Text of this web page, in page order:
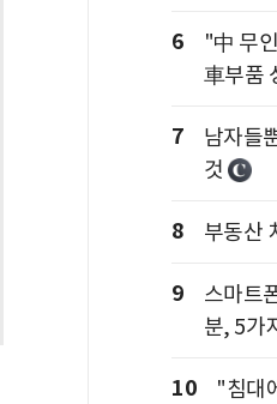
6
"中 무
車부품
7
남자들
것
8 부동산
9
스마트
분, 5가
10
"침대